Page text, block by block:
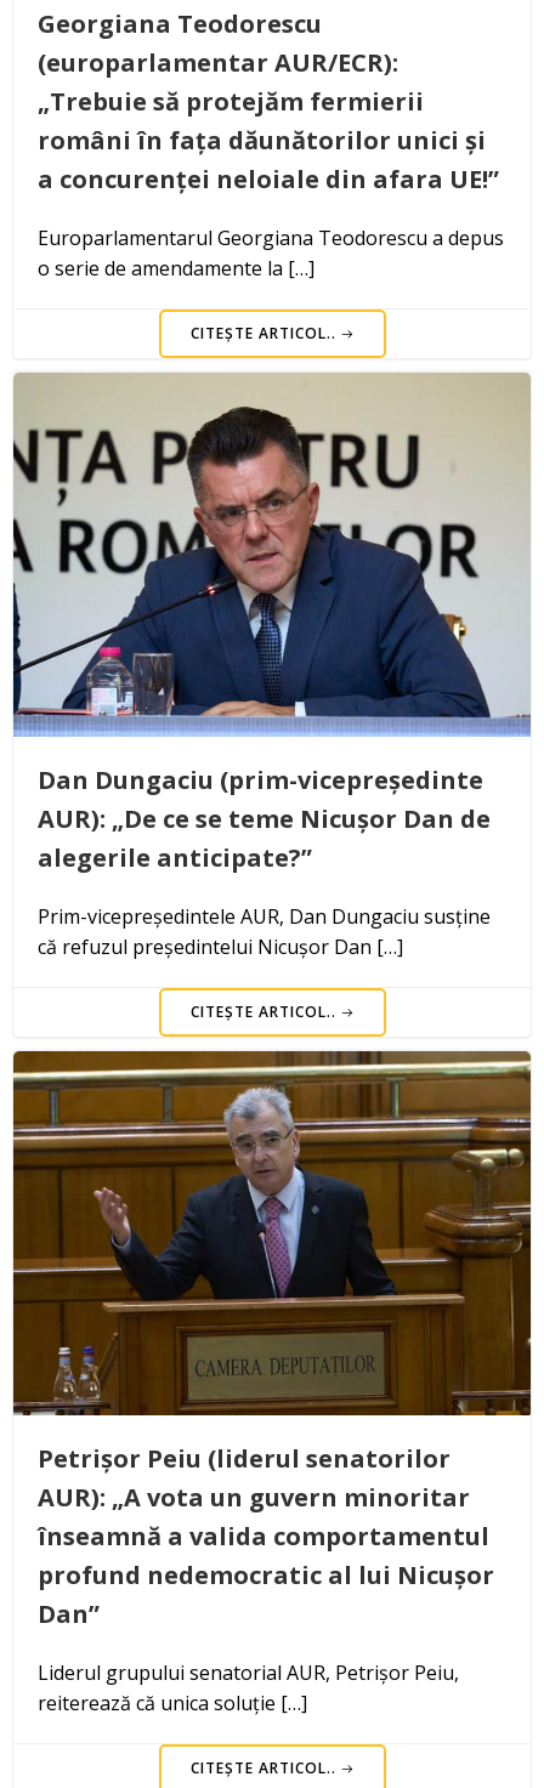
Georgiana Teodorescu
(europarlamentar AUR/ECR):
„Trebuie să protejăm fermierii
români în fața dăunătorilor unici și
a concurenței neloiale din afara UE!”
Europarlamentarul Georgiana Teodorescu a depus
o serie de amendamente la […]
CITEȘTE ARTICOL..
Dan Dungaciu (prim-vicepreședinte
AUR): „De ce se teme Nicușor Dan de
alegerile anticipate?”
Prim-vicepreședintele AUR, Dan Dungaciu susține
că refuzul președintelui Nicușor Dan […]
CITEȘTE ARTICOL..
Petrișor Peiu (liderul senatorilor
AUR): „A vota un guvern minoritar
înseamnă a valida comportamentul
profund nedemocratic al lui Nicușor
Dan”
Liderul grupului senatorial AUR, Petrișor Peiu,
reiterează că unica soluție […]
CITEȘTE ARTICOL..